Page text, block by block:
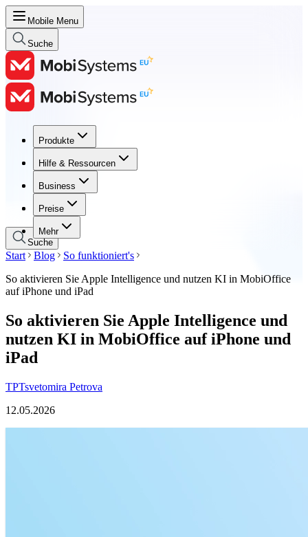
Mobile Menu
Suche
Produkte
Hilfe & Ressourcen
Business
Preise
Mehr
Produkte
Hilfe & Ressourcen
Business
Preise
Suche
Start Blog
So funktioniert's
So aktivieren Sie Apple Intelligence und nutzen KI in MobiOffice
auf iPhone und iPad
So aktivieren Sie Apple Intelligence und
nutzen KI in MobiOffice auf iPhone und
iPad
TPTsvetomira Petrova
12.05.2026